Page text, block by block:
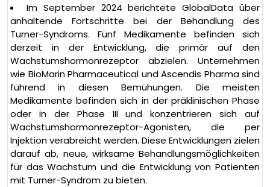
Im September 2024 berichtete GlobalData über
anhaltende Fortschritte bei der Behandlung des
Turner-Syndroms. Fünf Medikamente befinden sich
derzeit in der Entwicklung, die primär auf den
Wachstumshormonrezeptor abzielen. Unternehmen
wie BioMarin Pharmaceutical und Ascendis Pharma sind
führend in diesen Bemühungen. Die meisten
Medikamente befinden sich in der präklinischen Phase
oder in der Phase III und konzentrieren sich auf
Wachstumshormonrezeptor-Agonisten, die per
Injektion verabreicht werden. Diese Entwicklungen zielen
darauf ab, neue, wirksame Behandlungsmöglichkeiten
für das Wachstum und die Entwicklung von Patienten
mit Turner-Syndrom zu bieten.